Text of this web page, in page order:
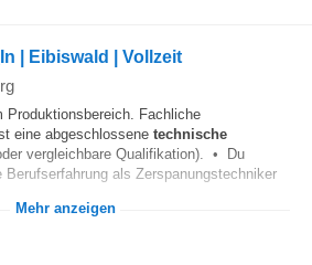
| Eibiswald | Vollzeit
Produktionsbereich. Fachliche
eine abgeschlossene technische
vergleichbare Qualifikation). • Du
Berufserfahrung als Zerspanungstechniker
Mehr anzeigen